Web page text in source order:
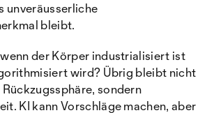
unveräusserliche
bleibt.
der Körper industrialisiert ist
wird? Übrig bleibt nicht
sondern
KI kann Vorschläge machen, aber